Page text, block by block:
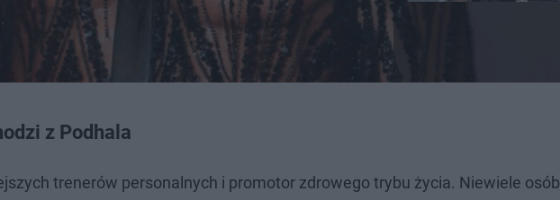
z Podhala
trenerów personalnych i promotor zdrowego trybu życia. Niewiele osób